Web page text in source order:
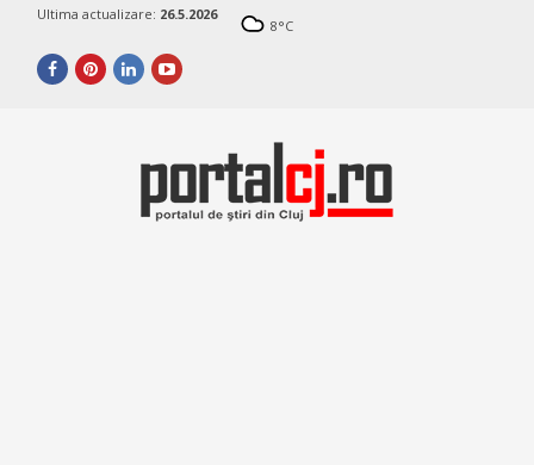
Ultima actualizare: 26.5.2026
8°C